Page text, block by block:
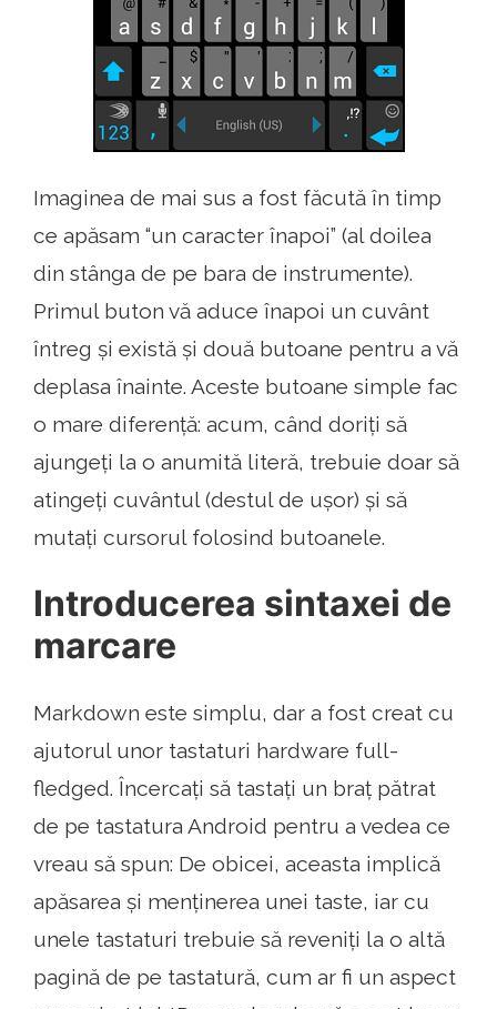
Imaginea de mai sus a fost făcută în timp
ce apăsam “un caracter înapoi” (al doilea
din stânga de pe bara de instrumente).
Primul buton vă aduce înapoi un cuvânt
întreg și există și două butoane pentru a vă
deplasa înainte. Aceste butoane simple fac
o mare diferență: acum, când doriți să
ajungeți la o anumită literă, trebuie doar să
atingeți cuvântul (destul de ușor) și să
mutați cursorul folosind butoanele.
Introducerea sintaxei de
marcare
Markdown este simplu, dar a fost creat cu
ajutorul unor tastaturi hardware full-
fledged. Încercați să tastați un braț pătrat
de pe tastatura Android pentru a vedea ce
vreau să spun: De obicei, aceasta implică
apăsarea și menținerea unei taste, iar cu
unele tastaturi trebuie să reveniți la o altă
pagină de pe tastatură, cum ar fi un aspect